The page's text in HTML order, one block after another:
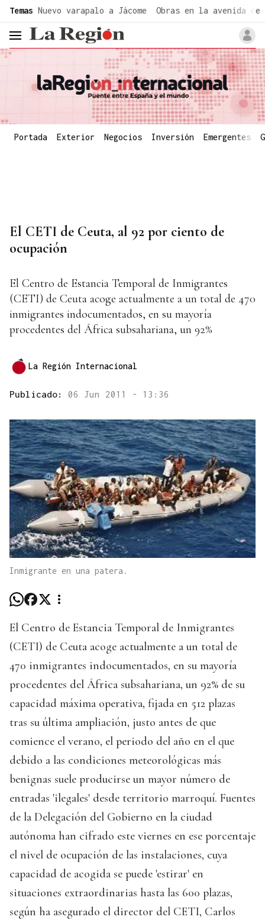
Temas Nuevo varapalo a Jácome Obras en la avenida de
header.menu.open
Portada Exterior Negocios Inversión Emergentes
El CETI de Ceuta, al 92 por ciento de
ocupación
El Centro de Estancia Temporal de Inmigrantes
(CETI) de Ceuta acoge actualmente a un total de 470
inmigrantes indocumentados, en su mayoría
procedentes del África subsahariana, un 92%
La Región Internacional
Publicado: 06 Jun 2011 - 13:36
Inmigrante en una patera.
El Centro de Estancia Temporal de Inmigrantes
(CETI) de Ceuta acoge actualmente a un total de
470 inmigrantes indocumentados, en su mayoría
procedentes del África subsahariana, un 92% de su
capacidad máxima operativa, fijada en 512 plazas
tras su última ampliación, justo antes de que
comience el verano, el periodo del año en el que
debido a las condiciones meteorológicas más
benignas suele producirse un mayor número de
entradas 'ilegales' desde territorio marroquí. Fuentes
de la Delegación del Gobierno en la ciudad
autónoma han cifrado este viernes en ese porcentaje
el nivel de ocupación de las instalaciones, cuya
capacidad de acogida se puede 'estirar' en
situaciones extraordinarias hasta las 600 plazas,
según ha asegurado el director del CETI, Carlos